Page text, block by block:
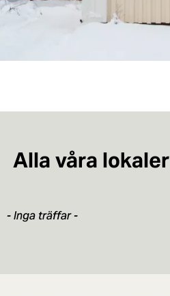
Alla våra lokaler
- Inga träffar -